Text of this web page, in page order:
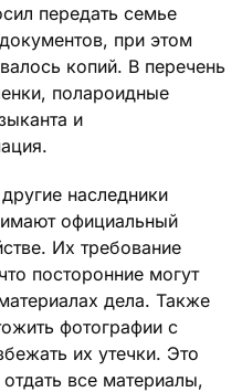
передать семье
при этом
копий. В перечень
полароидные
и
наследники
официальный
Их требование
посторонние могут
дела. Также
фотографии с
их утечки. Это
все материалы,